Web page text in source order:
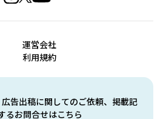
告出稿に関してのご依頼、掲載記
るお問合せはこちら
運営会社
利用規約